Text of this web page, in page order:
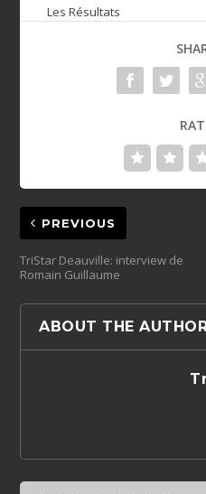
Les Résultats
PREVIOUS
TriStar Deauville: interview de
Romain Guillaume
ABOUT THE